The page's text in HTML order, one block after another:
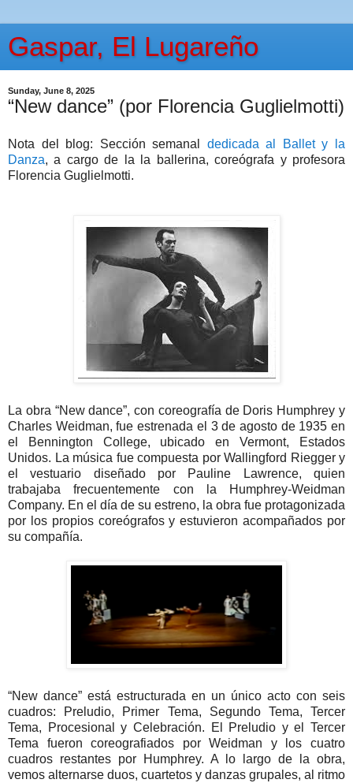
Gaspar, El Lugareño
Sunday, June 8, 2025
“New dance” (por Florencia Guglielmotti)
Nota del blog: Sección semanal dedicada al Ballet y la
Danza, a cargo de la la ballerina, coreógrafa y profesora
Florencia Guglielmotti.
La obra “New dance”, con coreografía de Doris Humphrey y
Charles Weidman, fue estrenada el 3 de agosto de 1935 en
el Bennington College, ubicado en Vermont, Estados
Unidos. La música fue compuesta por Wallingford Riegger y
el vestuario diseñado por Pauline Lawrence, quien
trabajaba frecuentemente con la Humphrey-Weidman
Company. En el día de su estreno, la obra fue protagonizada
por los propios coreógrafos y estuvieron acompañados por
su compañía.
“New dance” está estructurada en un único acto con seis
cuadros: Preludio, Primer Tema, Segundo Tema, Tercer
Tema, Procesional y Celebración. El Preludio y el Tercer
Tema fueron coreografiados por Weidman y los cuatro
cuadros restantes por Humphrey. A lo largo de la obra,
vemos alternarse duos, cuartetos y danzas grupales, al ritmo